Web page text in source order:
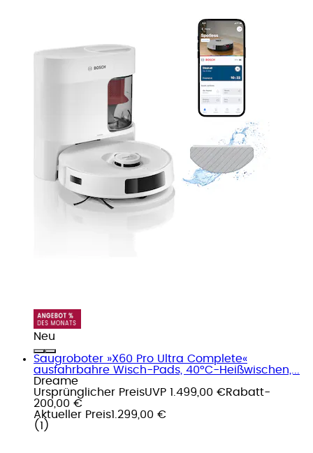
Neu
Saugroboter »X60 Pro Ultra Complete«
ausfahrbahre Wisch-Pads, 40°C-Heißwischen,...
Dreame
Ursprünglicher PreisUVP 1.499,00 €Rabatt-
200,00 €
Aktueller Preis1.299,00 €
( 1 )